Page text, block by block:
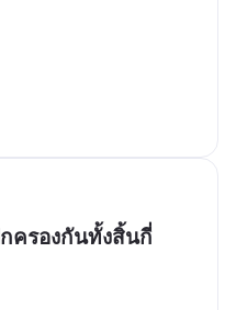
ครองกันทั้งสิ้นกี่